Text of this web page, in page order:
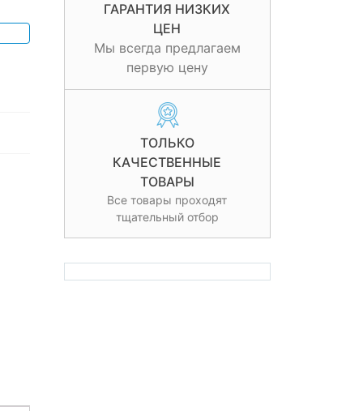
ГАРАНТИЯ НИЗКИХ
ЦЕН
Мы всегда предлагаем
первую цену
ТОЛЬКО
КАЧЕСТВЕННЫЕ
ТОВАРЫ
Все товары проходят
тщательный отбор